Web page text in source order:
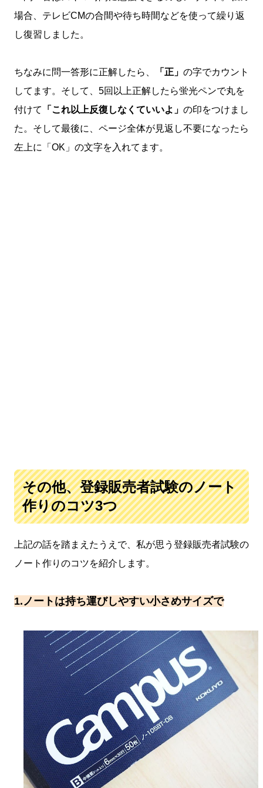
場合、テレビCMの合間や待ち時間などを使って繰り返
し復習しました。
ちなみに問一答形に正解したら、 「正」 の字でカウント
してます。そして、5回以上正解したら蛍光ペンで丸を
付けて
「これ以上反復しなくていいよ」 の印をつけまし
た。そして最後に、ページ全体が見返し不要になったら
左上に「OK」の文字を入れてます。
その他、登録販売者試験のノート
作りのコツ3つ
上記の話を踏まえたうえで、私が思う登録販売者試験の
ノート作りのコツを紹介します。
1.ノートは持ち運びしやすい小さめサイズで